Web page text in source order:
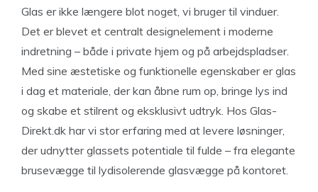
Glas er ikke længere blot noget, vi bruger til vinduer.
Det er blevet et centralt designelement i moderne
indretning – både i private hjem og på arbejdspladser.
Med sine æstetiske og funktionelle egenskaber er glas
i dag et materiale, der kan åbne rum op, bringe lys ind
og skabe et stilrent og eksklusivt udtryk. Hos Glas-
Direkt.dk har vi stor erfaring med at levere løsninger,
der udnytter glassets potentiale til fulde – fra elegante
brusevægge til lydisolerende glasvægge på kontoret.